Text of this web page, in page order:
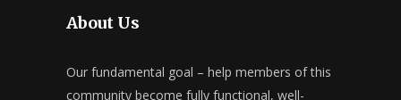
About Us
Our fundamental goal – help members of this
community become fully functional, well-